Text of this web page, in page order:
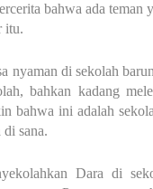
bahwa ada teman
itu.
nyaman di sekolah
bahkan kadang
bahwa ini adalah
sana.
Dara di